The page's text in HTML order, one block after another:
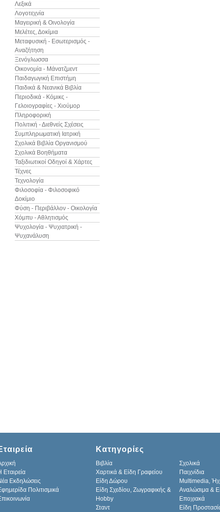
Λεξικά
Λογοτεχνία
Μαγειρική & Οινολογία
Μελέτες, Δοκίμια
Μεταφυσική - Εσωτερισμός -
Αναζήτηση
Ξενόγλωσσα
Οικονομία - Μάνατζμεντ
Παιδαγωγική Επιστήμη
Παιδικά & Νεανικά Βιβλία
Περιοδικά - Κόμικς -
Γελοιογραφίες - Χιούμορ
Πληροφορική
Πολιτική - Διεθνείς Σχέσεις
Συμπληρωματική Ιατρική
Σχολικά Βιβλία Οργανισμού
Σχολικά Βοηθήματα
Ταξιδιωτικοί Οδηγοί & Χάρτες
Τέχνες
Τεχνολογία
Φιλοσοφία - Φιλοσοφικό
Δοκίμιο
Φύση - Περιβάλλον - Οικολογία
Χόμπυ - Αθλητισμός
Ψυχολογία - Ψυχιατρική -
Ψυχανάλυση
Εταιρεία
Εκδηλώσεις
Πολιτισμικά
Κατηγορίες
Βιβλία
Σχολικά
Χαρτικά & Είδη Γραφείου
Παιχνίδια
Είδη Δώρου
Multimedia,
Είδη Σχεδίου, Ζωγραφικής &
Hobby
Αναλώσιμα &
Εποχιακά
Σταντ
Είδη